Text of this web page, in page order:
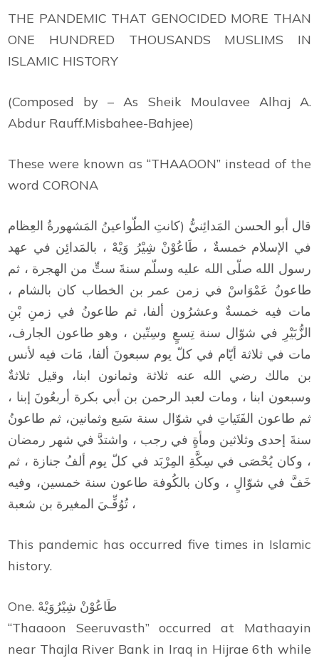
THE PANDEMIC THAT GENOCIDED MORE THAN
ONE HUNDRED THOUSANDS MUSLIMS IN
ISLAMIC HISTORY
(Composed by – As Sheik Moulavee Alhaj A.
Abdur Rauff.Misbahee-Bahjee)
These were known as “THAAOON” instead of the
word CORONA
قال أبو الحسن المَدائِنيُّ (كانتِ الطّواعينُ المَشهورةُ العِظام
في الإسلام خمسةٌ ، طَاعُوْنْ شِيْرُ وَيْهْ ، بالمَدائِن في عهد
رسول الله صلّى الله عليه وسلّم سنةَ ستٍّ من الهجرة ، ثم
طاعونُ عَمْوَاسْ في زمن عمر بن الخطاب كان بالشام ،
مات فيه خمسةٌ وعشرُون ألفا، ثم طاعونُ في زمنِ بْنِ
الزُّبَيْرِ في شوّال سنة تِسعٍ وسِتّين ، وهو طاعون الجارف،
مات في ثلاثة أيّام في كلّ يوم سبعونَ ألفا، مَات فيه لأنس
بن مالك رضي الله عنه ثلاثة وثمانون ابنا، وقيل ثلاثةٌ
وسبعون ابنا ، ومات لعبد الرحمن بن أبي بكرة أربعُونَ إبنا ،
ثم طاعون الفَتَياتِ في شوّال سنة سَبع وثمانين، ثم طاعونُ
سنةَ إحدى وثلاثين ومأةٍ في رجب ، واشتدَّ في شهر رمضان
، وكان يُحْصَى في سِكَّةِ المِرْبَد في كلّ يوم ألفُ جنازة ، ثم
خَفَّ في شوّالٍ ، وكان بالكُوفة طاعون سنة خمسين، وفيه
تُوُفِّـيَ المغيرة بن شعبة ،
This pandemic has occurred five times in Islamic
history.
One. طَاعُوْنْ شِيْرُوَيْهْ
“Thaaoon Seeruvasth” occurred at Mathaayin
near Thajla River Bank in Iraq in Hijrae 6th while